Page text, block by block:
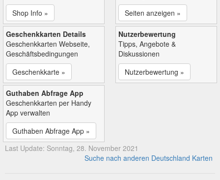
Shop Info »
Seiten anzeigen »
Geschenkkarten Details
Geschenkkarten Webseite,
Geschäftsbedingungen
Geschenkkarte »
Nutzerbewertung
Tipps, Angebote &
Diskussionen
Nutzerbewertung »
Guthaben Abfrage App
Geschenkkarten per Handy
App verwalten
Guthaben Abfrage App »
Last Update: Sonntag, 28. November 2021
Suche nach anderen Deutschland Karten